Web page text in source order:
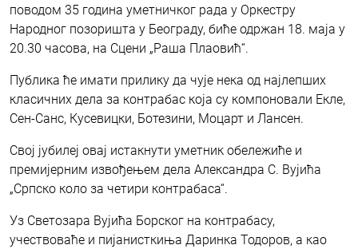
поводом 35 година уметничког рада у Оркестру
Народног позоришта у Београду, биће одржан 18. маја у
20.30 часова, на Сцени „Раша Плаовић“.
Публика ће имати прилику да чује нека од најлепших
класичних дела за контрабас која су компоновали Екле,
Сен-Санс, Кусевицки, Ботезини, Моцарт и Лансен.
Свој јубилеј овај истакнути уметник обележиће и
премијерним извођењем дела Александра С. Вујића
„Српско коло за четири контрабаса“.
Уз Светозарa Вујићa Борског на контрабасу,
учествоваће и пијанисткиња Даринка Тодоров, а као